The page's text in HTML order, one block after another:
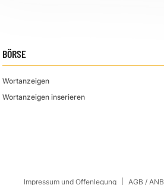
BÖRSE
Wortanzeigen
Wortanzeigen inserieren
Impressum und Offenlegung AGB / ANB